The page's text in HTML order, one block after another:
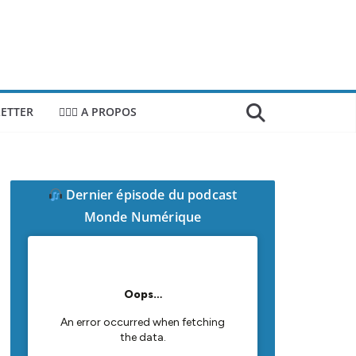
🙎🏻‍♂️ A PROPOS
Dernier épisode du podcast
Monde Numérique